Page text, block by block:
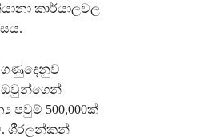
කාර්යාලවල
ගණුදෙනුව
ඔවුන්ගෙන්
පවුම් 500,000ක්
ශී‍්‍රලන්කන්